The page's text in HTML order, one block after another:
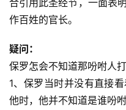
合引用此圣经节，一面表
作百姓的官长。
疑问：
保罗怎会不知道那吩咐人
1、保罗当时并没有直接
他时，他并不知道是谁吩咐